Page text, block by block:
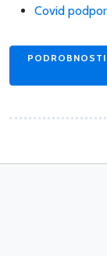
Covid